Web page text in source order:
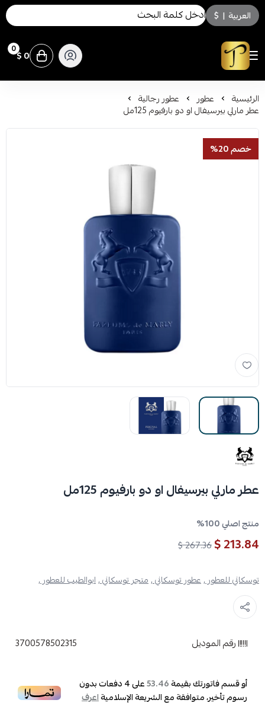
العربية |
$
توسكاني للعطور
0 0 $
الرئيسية عطور عطور رجالية
عطر مارلي بيرسيفال او دو بارفيوم 125مل
خصم 20%
عطر مارلي بيرسيفال او دو بارفيوم 125مل
منتج اصلي 100%
213.84 $
267.36 $
توسكاني للعطور ,عطور توسكاني ,متجر توسكاني ,ابوالطيب للعطور ,
رقم الموديل 3700578502315
أو قسم فاتورتك بقيمة53.46على4دفعات بدون
رسوم تأخير، متوافقة مع الشريعة الإسلاميةاعرف